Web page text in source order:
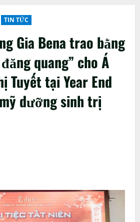
TIN TỨC
Gia Bena trao bằng
quang” cho Á
Tuyết tại Year End
dưỡng sinh trị